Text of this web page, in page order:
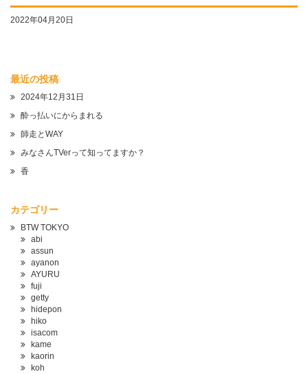
2022年04月20日
最近の投稿
2024年12月31日
酔っ払いにからまれる
師走とWAY
みなさんTVerって知ってますか？
香
カテゴリー
BTW TOKYO
abi
assun
ayanon
AYURU
fuji
getty
hidepon
hiko
isacom
kame
kaorin
koh